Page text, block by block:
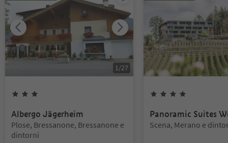
1/27
Albergo Jägerheim
Posizione:
Plose, Bressanone, Bressanone e
dintorni
Panoramic Suites
Posizione:
Scena, Merano e